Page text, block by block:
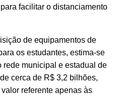
facilitar o distanciamento
de equipamentos de
os estudantes, estima-se
rede municipal e estadual de
cerca de R$ 3,2 bilhões,
referente apenas às